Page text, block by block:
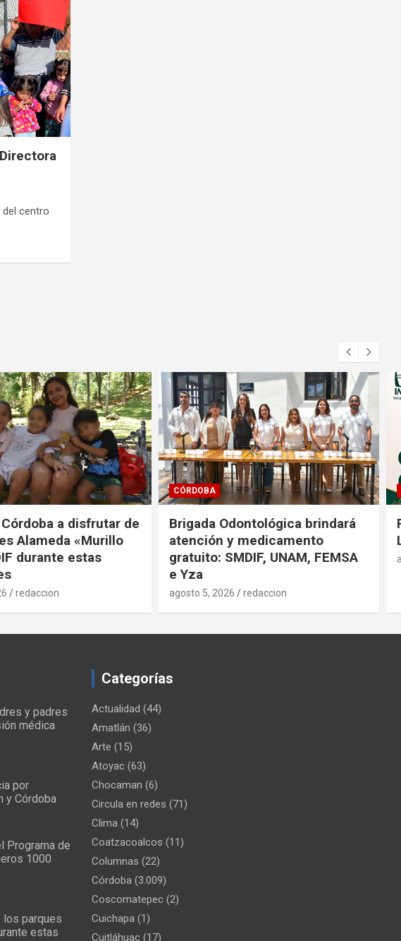
centro
a disfrutar de
Alameda «Murillo
durante estas
redaccion
CÓRDOBA
Brigada Odontológica brindará
atención y medicamento
gratuito: SMDIF, UNAM, FEMSA
e Yza
agosto 5, 2026 redaccion
y padres
médica
por
y Córdoba
Programa de
1000
los parques
estas
Categorías
Actualidad (44)
Amatlán (36)
Arte (15)
Atoyac (63)
Chocaman (6)
Circula en redes (71)
Clima (14)
Coatzacoalcos (11)
Columnas (22)
Córdoba (3.009)
Coscomatepec (2)
Cuichapa (1)
Cuitláhuac (17)